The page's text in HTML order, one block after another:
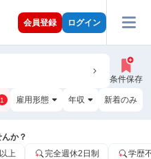
会員登録 ログイン
条件保存
1 雇用形態 年収 新着のみ
か？
上 完全週休2日制 学歴